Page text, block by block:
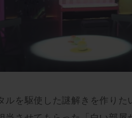
ルを駆使した謎解きを作りた